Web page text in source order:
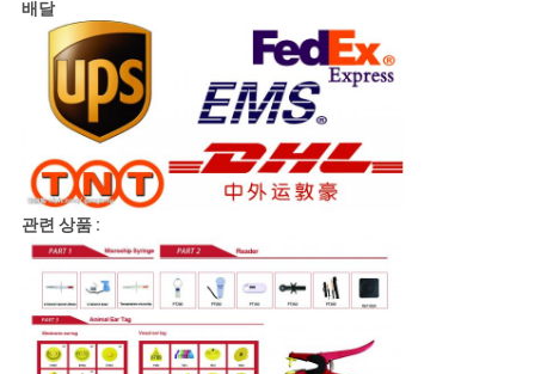
배달
관련 상품 :